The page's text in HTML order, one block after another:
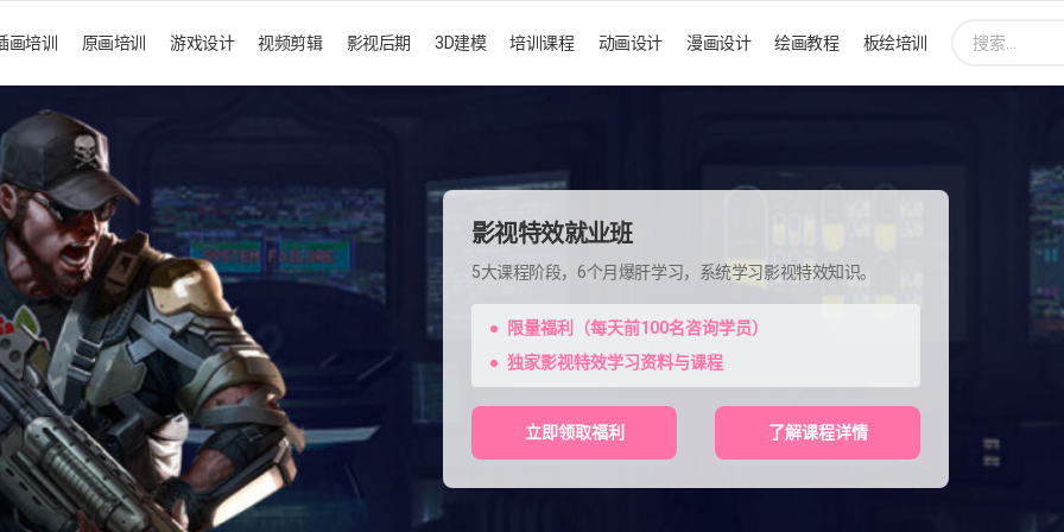
画培训 原画培训 游戏设计 视频剪辑 影视后期 3D建模 培训课程 动画设计 漫画设计 绘画教程 板绘培训
影视特效就业班
5大课程阶段，6个月爆肝学习，系统学习影视特效知识。
限量福利（每天前100名咨询学员）
独家影视特效学习资料与课程
立即领取福利 了解课程详情